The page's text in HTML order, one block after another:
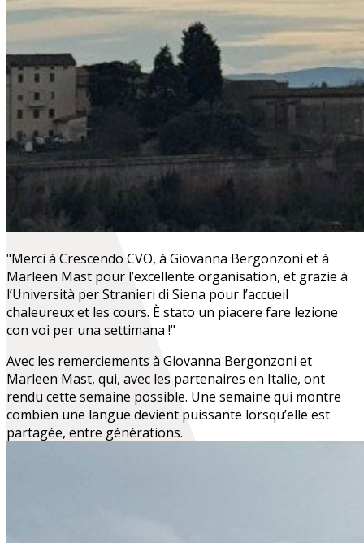
"Merci à Crescendo CVO, à Giovanna Bergonzoni et à
Marleen Mast pour l’excellente organisation, et grazie à
l’Università per Stranieri di Siena pour l’accueil
chaleureux et les cours. È stato un piacere fare lezione
con voi per una settimana !"
Avec les remerciements à Giovanna Bergonzoni et
Marleen Mast, qui, avec les partenaires en Italie, ont
rendu cette semaine possible. Une semaine qui montre
combien une langue devient puissante lorsqu’elle est
partagée, entre générations.